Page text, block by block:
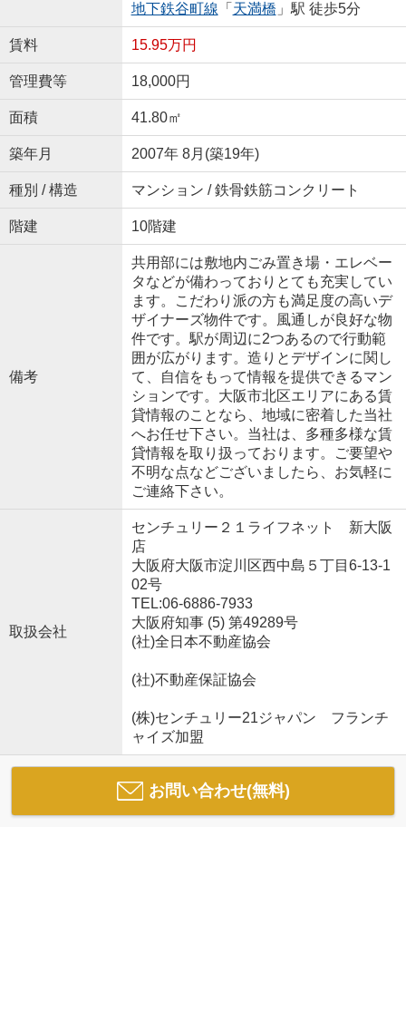
地下鉄谷町線 「 天満橋 」駅 徒歩5分
賃料 15.95万円
管理費等 18,000円
面積 41.80㎡
築年月 2007年 8月(築19年)
種別 / 構造 マンション / 鉄骨鉄筋コンクリート
階建 10階建
備考
共用部には敷地内ごみ置き場・エレベー
タなどが備わっておりとても充実してい
ます。こだわり派の方も満足度の高いデ
ザイナーズ物件です。風通しが良好な物
件です。駅が周辺に2つあるので行動範
囲が広がります。造りとデザインに関し
て、自信をもって情報を提供できるマン
ションです。大阪市北区エリアにある賃
貸情報のことなら、地域に密着した当社
へお任せ下さい。当社は、多種多様な賃
貸情報を取り扱っております。ご要望や
不明な点などございましたら、お気軽に
ご連絡下さい。
取扱会社
センチュリー２１ライフネット 新大阪
店
大阪府大阪市淀川区西中島５丁目6-13-1
02号
TEL:06-6886-7933
大阪府知事 (5) 第49289号
(社)全日本不動産協会
(社)不動産保証協会
(株)センチュリー21ジャパン フランチ
ャイズ加盟
お問い合わせ(無料)